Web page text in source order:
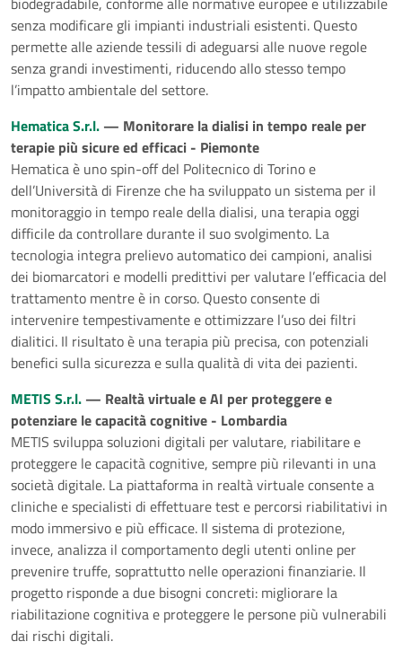
senza modificare gli impianti industriali esistenti. Questo
permette alle aziende tessili di adeguarsi alle nuove regole
senza grandi investimenti, riducendo allo stesso tempo
l’impatto ambientale del settore.
Hematica S.r.l. — Monitorare la dialisi in tempo reale per
terapie più sicure ed efficaci - Piemonte
Hematica è uno spin-off del Politecnico di Torino e
dell’Università di Firenze che ha sviluppato un sistema per il
monitoraggio in tempo reale della dialisi, una terapia oggi
difficile da controllare durante il suo svolgimento. La
tecnologia integra prelievo automatico dei campioni, analisi
dei biomarcatori e modelli predittivi per valutare l’efficacia del
trattamento mentre è in corso. Questo consente di
intervenire tempestivamente e ottimizzare l’uso dei filtri
dialitici. Il risultato è una terapia più precisa, con potenziali
benefici sulla sicurezza e sulla qualità di vita dei pazienti.
METIS S.r.l. — Realtà virtuale e AI per proteggere e
potenziare le capacità cognitive - Lombardia
METIS sviluppa soluzioni digitali per valutare, riabilitare e
proteggere le capacità cognitive, sempre più rilevanti in una
società digitale. La piattaforma in realtà virtuale consente a
cliniche e specialisti di effettuare test e percorsi riabilitativi in
modo immersivo e più efficace. Il sistema di protezione,
invece, analizza il comportamento degli utenti online per
prevenire truffe, soprattutto nelle operazioni finanziarie. Il
progetto risponde a due bisogni concreti: migliorare la
riabilitazione cognitiva e proteggere le persone più vulnerabili
dai rischi digitali.